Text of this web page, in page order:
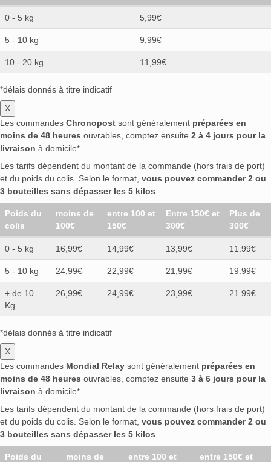
0 - 5 kg 5,99€
5 - 10 kg 9,99€
10 - 20 kg 11,99€
*délais donnés à titre indicatif
X
Les commandes Chronopost sont généralement préparées en
moins de 48 heures ouvrables, comptez ensuite 2 à 4 jours pour la
livraison à domicile*.
Les tarifs dépendent du montant de la commande (hors frais de port)
et du poids du colis. Selon le format, vous pouvez commander 2 ou
3 bouteilles sans dépasser les 5 kilos
Poids du
colis
moins de
100€
entre 100 et
150€
Entre 150€ et
300€
Plus de
300€
0 - 5 kg 16,99€ 14,99€ 13,99€ 11.99€
5 - 10 kg 24,99€ 22,99€ 21,99€ 19.99€
+ de 10
Kg
26,99€ 24,99€ 23,99€ 21.99€
*délais donnés à titre indicatif
X
Les commandes Mondial Relay sont généralement préparées en
moins de 48 heures ouvrables, comptez ensuite 3 à 6 jours pour la
livraison à domicile*.
Les tarifs dépendent du montant de la commande (hors frais de port)
et du poids du colis. Selon le format, vous pouvez commander 2 ou
3 bouteilles sans dépasser les 5 kilos
Poids du
moins de
entre 100 et
entre 150€ et